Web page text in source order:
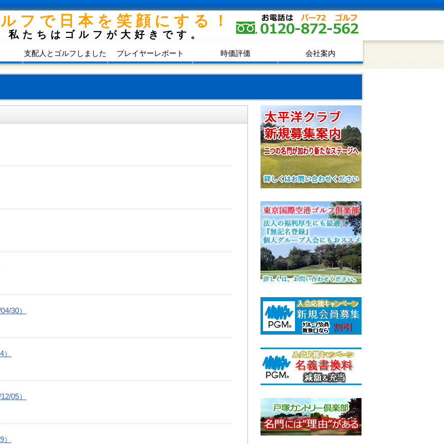
フで日本を笑顔にする！
私たちはゴルフが大好きです。
支配人とゴルフしました プレイヤーレポート 時価評価 会社案内
30）
05）